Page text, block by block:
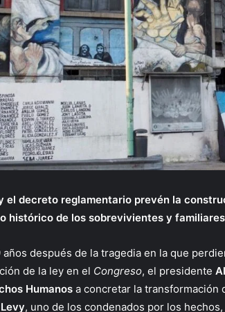
el decreto reglamentario prevén la
histórico de los sobrevivientes y
años después de la tragedia en la que
de la ley en el Congreso, el presidente
Humanos a concretar la transformación
, uno de los condenados por los